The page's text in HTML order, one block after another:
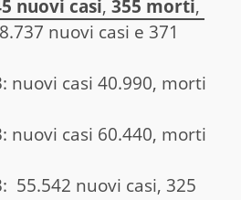
nuovi casi, 355 morti,
nuovi casi e 371
nuovi casi 40.990, morti
nuovi casi 60.440, morti
55.542 nuovi casi, 325